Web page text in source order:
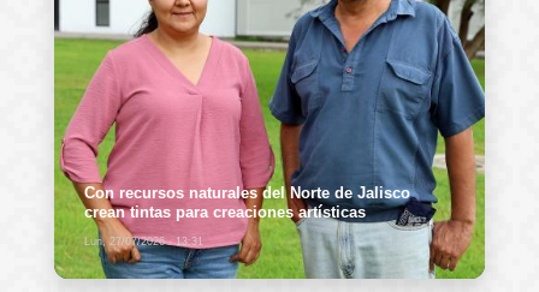
Con recursos naturales del Norte de Jalisco
crean tintas para creaciones artísticas
Lun, 27/07/2026 - 13:31